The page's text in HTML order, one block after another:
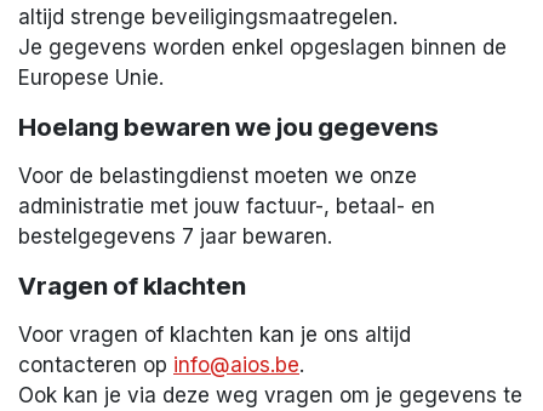
altijd strenge beveiligingsmaatregelen.
Je gegevens worden enkel opgeslagen binnen de
Europese Unie.
Hoelang bewaren we jou gegevens
Voor de belastingdienst moeten we onze
administratie met jouw factuur-, betaal- en
bestelgegevens 7 jaar bewaren.
Vragen of klachten
Voor vragen of klachten kan je ons altijd
contacteren op info@aios.be.
Ook kan je via deze weg vragen om je gegevens te